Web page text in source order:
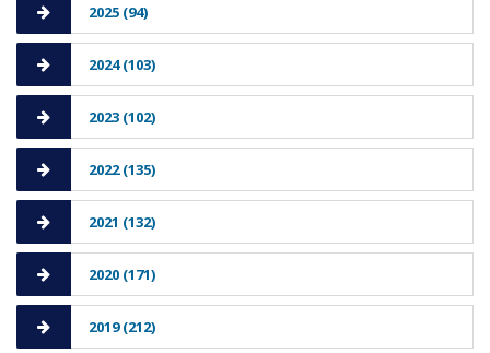
2025 (94)
2024 (103)
2023 (102)
2022 (135)
2021 (132)
2020 (171)
2019 (212)